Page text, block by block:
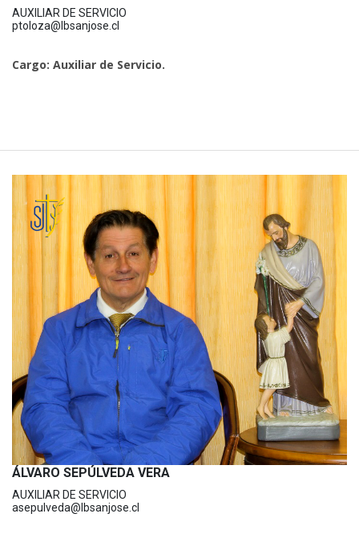
AUXILIAR DE SERVICIO
ptoloza@lbsanjose.cl
Cargo: Auxiliar de Servicio.
ÁLVARO SEPÚLVEDA VERA
AUXILIAR DE SERVICIO
asepulveda@lbsanjose.cl